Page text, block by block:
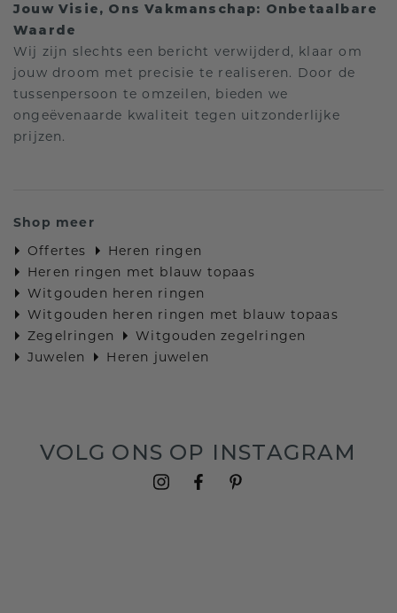
Jouw Visie, Ons Vakmanschap: Onbetaalbare
Waarde
Wij zijn slechts een bericht verwijderd, klaar om
jouw droom met precisie te realiseren. Door de
tussenpersoon te omzeilen, bieden we
ongeëvenaarde kwaliteit tegen uitzonderlijke
prijzen.
Shop meer
Offertes
Heren ringen
Heren ringen met blauw topaas
Witgouden heren ringen
Witgouden heren ringen met blauw topaas
Zegelringen
Witgouden zegelringen
Juwelen
Heren juwelen
VOLG ONS OP INSTAGRAM